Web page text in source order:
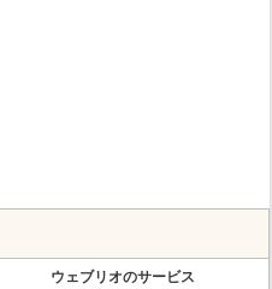
ウェブリオのサービス